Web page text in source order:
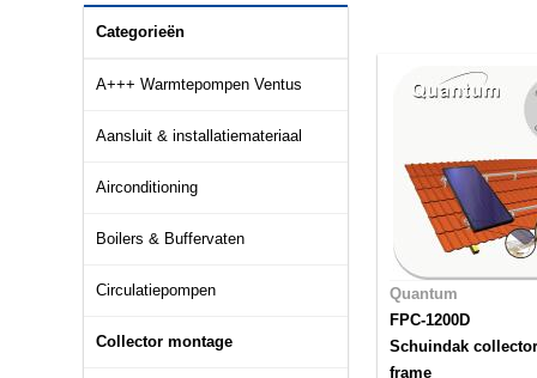
Categorieën
A+++ Warmtepompen Ventus
Aansluit & installatiemateriaal
Airconditioning
Boilers & Buffervaten
Circulatiepompen
Collector montage
Quantum
FPC-1200D
Schuindak collector
frame